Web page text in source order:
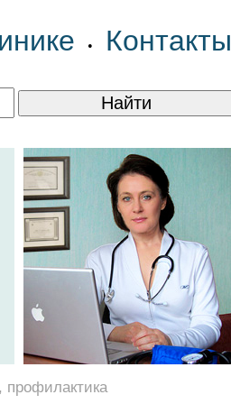
• Контакты
профилактика